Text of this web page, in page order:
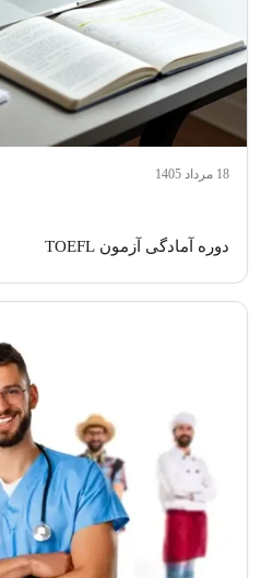
18 مرداد 1405
دوره آمادگی آزمون TOEFL